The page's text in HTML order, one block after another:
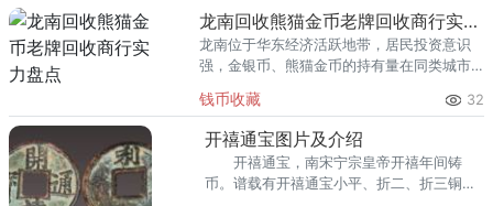
回收渠道里，能精准识别版别溢
龙南回收熊猫金币老牌回收商行实力盘点
龙南位于华东经济活跃地带，居民投资意识
强，金银币、熊猫金币的持有量在同类城市
熊猫金币的需求就明显升温，但鱼龙混杂的
回收渠道里，能精准识别版别溢
钱币收藏 32
开禧通宝图片及介绍
开禧通宝，南宋宁宗皇帝开禧年间铸
币。谱载有开禧通宝小平、折二、折三铜钱